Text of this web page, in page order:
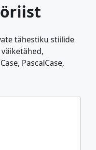
tähestiku stiilide
PascalCase,